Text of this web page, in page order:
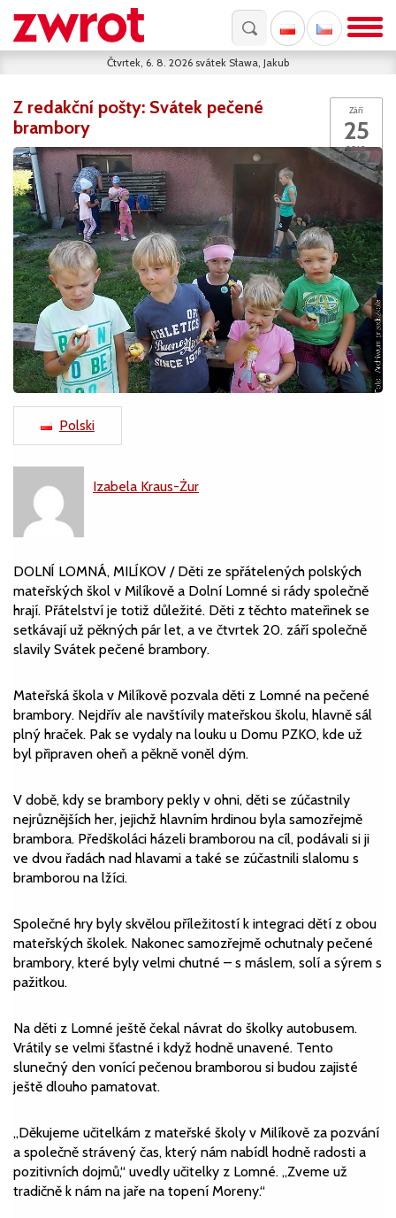
Čtvrtek, 6. 8. 2026 svátek Sława, Jakub
Září
25
2018
Z redakční pošty: Svátek pečené
brambory
Polski
Izabela Kraus-Żur
DOLNÍ LOMNÁ, MILÍKOV / Děti ze spřátelených polských
mateřských škol v Milíkově a Dolní Lomné si rády společně
hrají. Přátelství je totiž důležité. Děti z těchto mateřinek se
setkávají už pěkných pár let, a ve čtvrtek 20. září společně
slavily Svátek pečené brambory.
Mateřská škola v Milíkově pozvala děti z Lomné na pečené
brambory. Nejdřív ale navštívily mateřskou školu, hlavně sál
plný hraček. Pak se vydaly na louku u Domu PZKO, kde už
byl připraven oheň a pěkně voněl dým.
V době, kdy se brambory pekly v ohni, děti se zúčastnily
nejrůznějších her, jejichž hlavním hrdinou byla samozřejmě
brambora. Předškoláci házeli bramborou na cíl, podávali si ji
ve dvou řadách nad hlavami a také se zúčastnili slalomu s
bramborou na lžíci.
Společné hry byly skvělou příležitostí k integraci dětí z obou
mateřských školek. Nakonec samozřejmě ochutnaly pečené
brambory, které byly velmi chutné – s máslem, solí a sýrem s
pažitkou.
Na děti z Lomné ještě čekal návrat do školky autobusem.
Vrátily se velmi šťastné i když hodně unavené. Tento
slunečný den vonící pečenou bramborou si budou zajisté
ještě dlouho pamatovat.
„Děkujeme učitelkám z mateřské školy v Milíkově za pozvání
a společně strávený čas, který nám nabídl hodně radosti a
pozitivních dojmů,“ uvedly učitelky z Lomné. „Zveme už
tradičně k nám na jaře na topení Moreny.“